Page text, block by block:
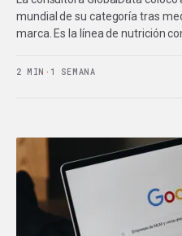
mundial de su categoría tras
marca. Es la línea de nutrición
2 MIN · 1 SEMANA